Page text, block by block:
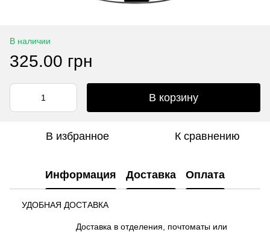
В наличии
325.00 грн
В корзину
В избранное К сравнению
Информация Доставка Оплата
УДОБНАЯ ДОСТАВКА
Доставка в отделения, почтоматы или